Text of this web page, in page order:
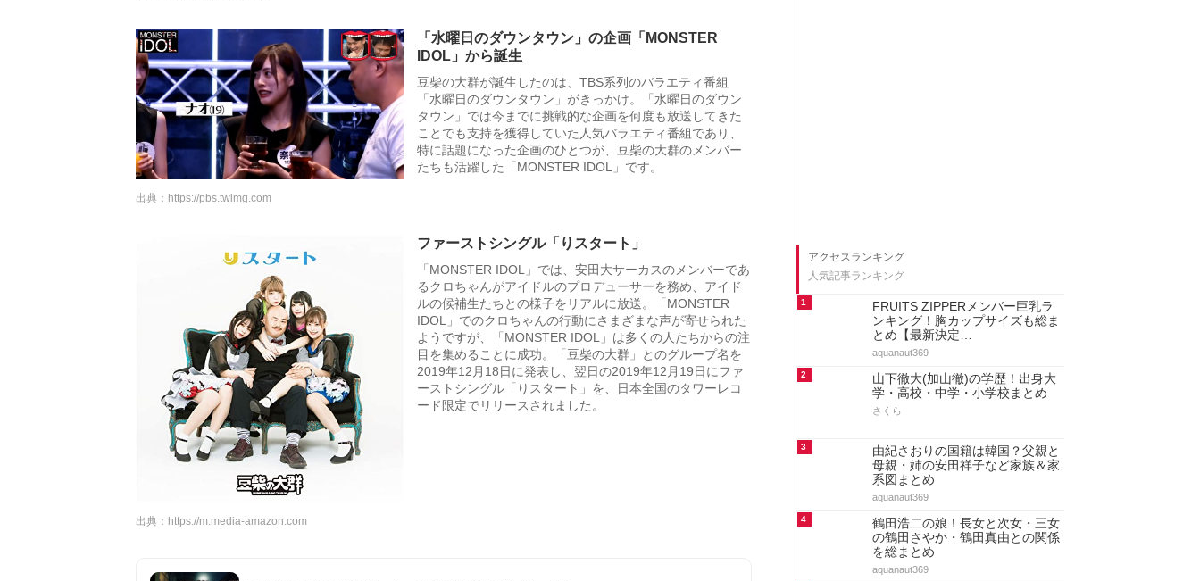
「水曜日のダウンタウン」の企画「MONSTER
IDOL」から誕生
豆柴の大群が誕生したのは、TBS系列のバラエティ番組
「水曜日のダウンタウン」がきっかけ。「水曜日のダウン
タウン」では今までに挑戦的な企画を何度も放送してきた
ことでも支持を獲得していた人気バラエティ番組であり、
特に話題になった企画のひとつが、豆柴の大群のメンバー
たちも活躍した「MONSTER IDOL」です。
出典： https://pbs.twimg.com
ファーストシングル「りスタート」
「MONSTER IDOL」では、安田大サーカスのメンバーであ
るクロちゃんがアイドルのプロデューサーを務め、アイド
ルの候補生たちとの様子をリアルに放送。「MONSTER
IDOL」でのクロちゃんの行動にさまざまな声が寄せられた
ようですが、「MONSTER IDOL」は多くの人たちからの注
目を集めることに成功。「豆柴の大群」とのグループ名を
2019年12月18日に発表し、翌日の2019年12月19日にファ
ーストシングル「りスタート」を、日本全国のタワーレコ
ード限定でリリースされました。
出典： https://m.media-amazon.com
アクセスランキング
人気記事ランキング
1
FRUITS ZIPPERメンバー巨乳ラ
ンキング！胸カップサイズも総ま
とめ【最新決定…
aquanaut369
2
山下徹大(加山徹)の学歴！出身大
学・高校・中学・小学校まとめ
さくら
3
由紀さおりの国籍は韓国？父親と
母親・姉の安田祥子など家族＆家
系図まとめ
aquanaut369
4
鶴田浩二の娘！長女と次女・三女
の鶴田さやか・鶴田真由との関係
を総まとめ
aquanaut369